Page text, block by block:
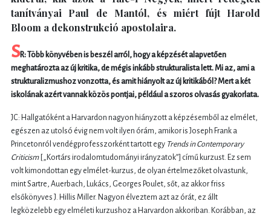
tanítványai Paul de Mantól, és miért fújt Harold
Bloom a dekonstrukció apostolaira.
SR: Több könyvében is beszél arról, hogy a képzését alapvetően
meghatározta az új kritika, de mégis inkább strukturalista lett. Mi az, ami a
strukturalizmushoz vonzotta, és amit hiányolt az új kritikából? Mert a két
iskolának azért vannak közös pontjai, például a szoros olvasás gyakorlata.
JC: Hallgatóként a Harvardon nagyon hiányzott a képzésemből az elmélet,
egészen az utolsó évig nem volt ilyen órám, amikor is Joseph Frank a
Princetonról vendégprofesszorként tartott egy Trends in Contemporary
Criticism[„Kortárs irodalomtudományi irányzatok”] című kurzust. Ez sem
volt kimondottan egy elmélet-kurzus, de olyan értelmezőket olvastunk,
mint Sartre, Auerbach, Lukács, Georges Poulet, sőt, az akkor friss
elsőkönyves J. Hillis Miller. Nagyon élveztem azt az órát, ez állt
legközelebb egy elméleti kurzushoz a Harvardon akkoriban. Korábban, az